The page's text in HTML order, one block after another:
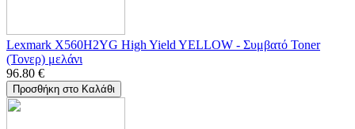
Lexmark X560H2YG High Yield YELLOW - Συμβατό Toner
(Τονερ) μελάνι
96.80 €
Προσθήκη στο Καλάθι